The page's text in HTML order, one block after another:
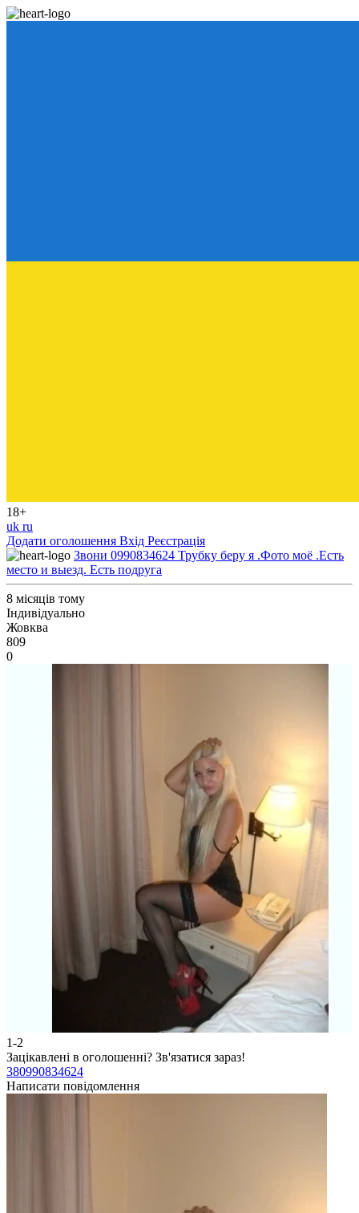
18+
uk ru
Додати оголошення Вхід Реєстрація
Звони 0990834624 Трубку беру я .Фото моё .Есть
место и выезд. Есть подруга
8 місяців тому
Індивідуально
Жовква
809
0
1-2
Зацікавлені в оголошенні? Зв'язатися зараз!
380990834624
Написати повідомлення